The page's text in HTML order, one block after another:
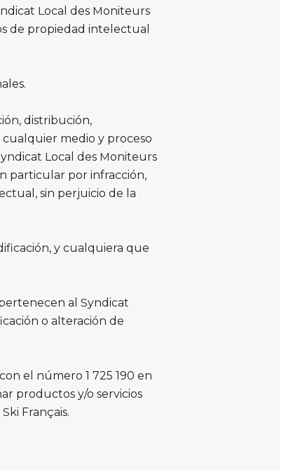
Local des Moniteurs
de propiedad intelectual
distribución,
medio y proceso
Local des Moniteurs
particular por infracción,
sin perjuicio de la
y cualquiera que
al Syndicat
o alteración de
el número 1 725 190 en
productos y/o servicios
Français.